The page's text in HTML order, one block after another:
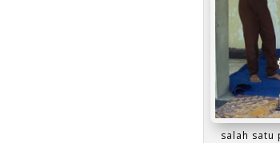
salah satu